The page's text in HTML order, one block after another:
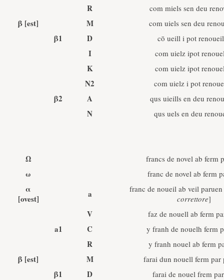
R com miels sen deu
β [est] M com uiels sen deu
β1 D cō ueill i pot
I com uielz ipot
K com uielz ipot
N2 com uielz i pot
β2 A qus uieills en deu
N qus uels en deu
Ω francs de novel ab ferm
ω franc de novel ab ferm
α
[ovest]
a
franc de noueil ab veil
correttore]
V faz de nouell ab ferm
a1 C y franh de nouelh ferm
R y franh nouel ab ferm
β [est] M farai dun nouell ferm par
β1 D farai de nouel frem